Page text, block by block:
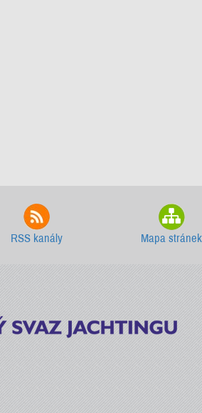
RSS kanály Mapa stránek